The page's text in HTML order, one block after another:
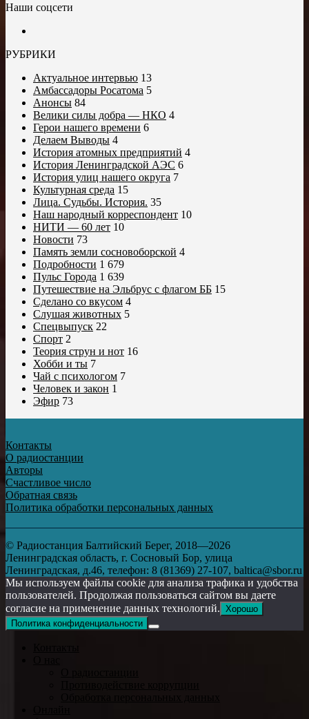
Наши соцсети
РУБРИКИ
Актуальное интервью 13
Амбассадоры Росатома 5
Анонсы 84
Велики силы добра — НКО 4
Герои нашего времени 6
Делаем Выводы 4
История атомных предприятий 4
История Ленинградской АЭС 6
История улиц нашего округа 7
Культурная среда 15
Лица. Судьбы. История. 35
Наш народный корреспондент 10
НИТИ — 60 лет 10
Новости 73
Память земли сосновоборской 4
Подробности 1 679
Пульс Города 1 639
Путешествие на Эльбрус с флагом ББ 15
Сделано со вкусом 4
Слушая животных 5
Спецвыпуск 22
Спорт 2
Теория струн и нот 16
Хобби и ты 7
Чай с психологом 7
Человек и закон 1
Эфир 73
Контакты
О радиостанции
Авторы
Счастливое число
Обратная связь
Политика обработки персональных данных
© Радиостанция Балтийский Берег, 2018—2026
Ленинградская область, г. Сосновый Бор, улица
Ленинградская, д.46, телефон: 8 (81369) 27-107, baltica@sbor.ru
Мы используем файлы cookie для анализа трафика и удобства
пользователей. Продолжая пользоваться сайтом вы даете
согласие на применение данных технологий. Хорошо
Политика конфиденциальности